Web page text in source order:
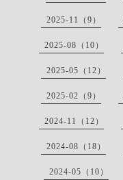
2025-11（9）
2025-08（10）
2025-05（12）
2025-02（9）
2024-11（12）
2024-08（18）
2024-05（10）